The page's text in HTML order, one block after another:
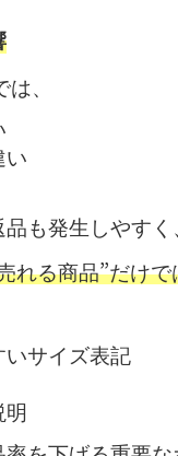
は、
い
品も発生しやす
れる商品”だけで
いサイズ表記
明